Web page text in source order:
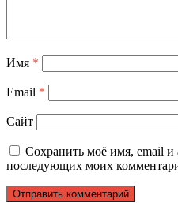
Имя *
Email *
Сайт
Сохранить моё имя, email и
последующих моих